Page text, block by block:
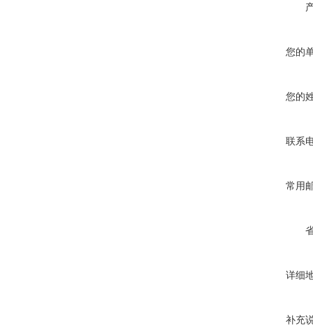
您的
您的
联系
常用
详细
补充